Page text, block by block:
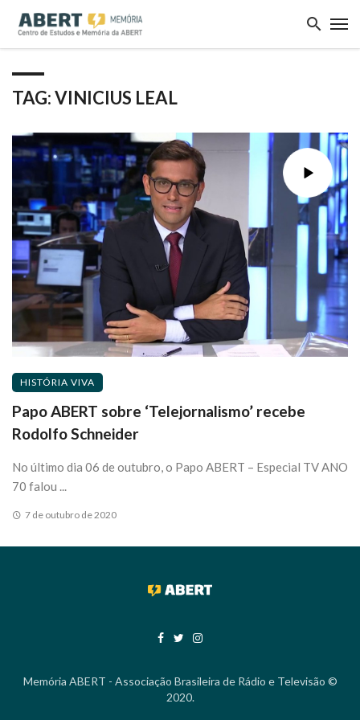
TAG: VINICIUS LEAL
HISTÓRIA VIVA
Papo ABERT sobre ‘Telejornalismo’ recebe
Rodolfo Schneider
No último dia 06 de outubro, o Papo ABERT – Especial TV ANO
70 falou ...
7 de outubro de 2020
Memória ABERT - Associação Brasileira de Rádio e Televisão ©
2020.